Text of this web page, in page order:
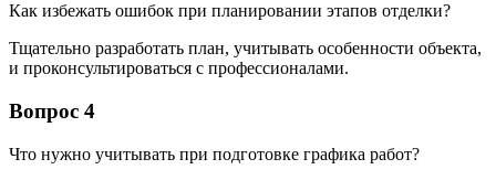
Как избежать ошибок при планировании этапов отделки?
Тщательно разработать план, учитывать особенности объекта,
и проконсультироваться с профессионалами.
Вопрос 4
Что нужно учитывать при подготовке графика работ?